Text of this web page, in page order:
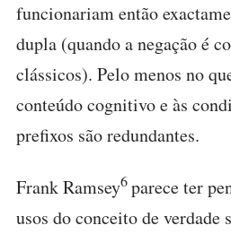
funcionariam então
dupla (quando a negação é
clássicos). Pelo menos no
conteúdo cognitivo e às
prefixos são redundantes.
Frank Ramsey6parece ter
usos do conceito de verdade